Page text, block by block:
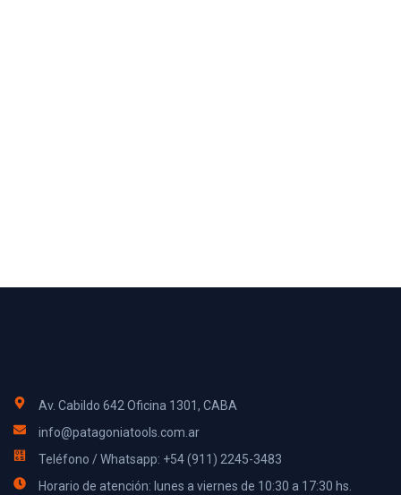
Av. Cabildo 642 Oficina 1301, CABA
info@patagoniatools.com.ar
Teléfono / Whatsapp: +54 (911) 2245-3483
Horario de atención: lunes a viernes de 10:30 a 17:30 hs.